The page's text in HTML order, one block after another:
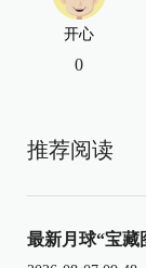
开心
0
推荐阅读
最新月球“宝藏